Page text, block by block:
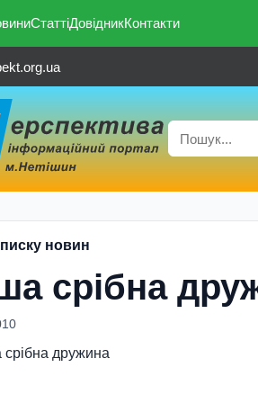
СтаттіДовідникКонтакти
новин
срібна